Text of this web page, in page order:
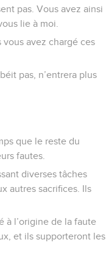
pas. Vous avez ainsi
lie à moi.
vous avez chargé ces
pas, n’entrera plus
que le reste du
fautes.
diverses tâches
autres sacrifices. Ils
à l’origine de la faute
et ils supporteront les